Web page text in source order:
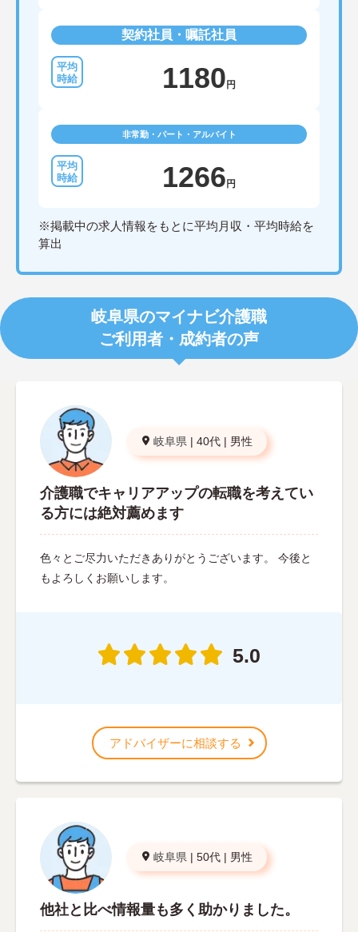
契約社員・嘱託社員
1180 円
非常勤・パート・アルバイト
1266 円
※掲載中の求人情報をもとに平均月収・平均時給を
算出
岐阜県のマイナビ介護職
ご利用者・成約者の声
岐阜県 | 40代 | 男性
介護職でキャリアアップの転職を考えてい
る方には絶対薦めます
色々とご尽力いただきありがとうございます。 今後と
もよろしくお願いします。
5.0
アドバイザーに相談する
岐阜県 | 50代 | 男性
他社と比べ情報量も多く助かりました。